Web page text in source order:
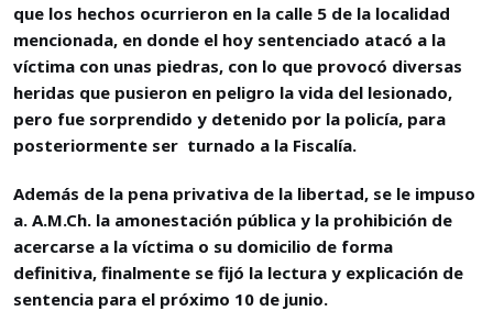
que los hechos ocurrieron en la calle 5 de la localidad
mencionada, en donde el hoy sentenciado atacó a la
víctima con unas piedras, con lo que provocó diversas
heridas que pusieron en peligro la vida del lesionado,
pero fue sorprendido y detenido por la policía, para
posteriormente ser turnado a la Fiscalía.
Además de la pena privativa de la libertad, se le impuso
a. A.M.Ch. la amonestación pública y la prohibición de
acercarse a la víctima o su domicilio de forma
definitiva, finalmente se fijó la lectura y explicación de
sentencia para el próximo 10 de junio.